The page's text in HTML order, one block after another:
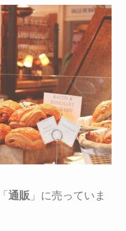
通販 」に売っていま